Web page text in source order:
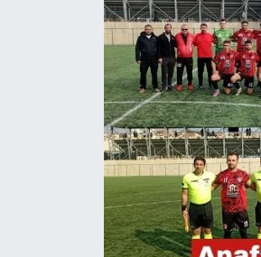
TARIM VE HAYVANCILIK
KÜLTÜR SANAT
RESMİ İLAN